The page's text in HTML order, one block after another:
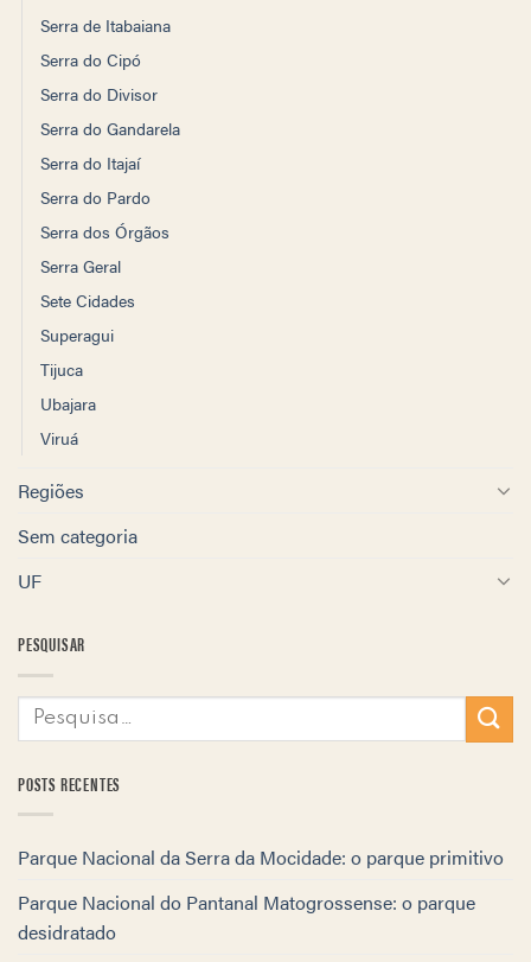
Serra de Itabaiana
Serra do Cipó
Serra do Divisor
Serra do Gandarela
Serra do Itajaí
Serra do Pardo
Serra dos Órgãos
Serra Geral
Sete Cidades
Superagui
Tijuca
Ubajara
Viruá
Regiões
Sem categoria
UF
PESQUISAR
POSTS RECENTES
Parque Nacional da Serra da Mocidade: o parque primitivo
Parque Nacional do Pantanal Matogrossense: o parque
desidratado